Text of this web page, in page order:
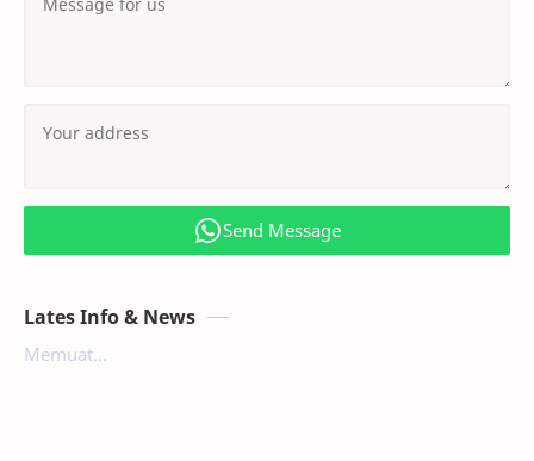
Send Message
Lates Info & News
Memuat...